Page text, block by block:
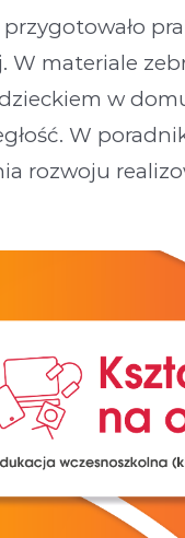
W materiale
w
W
rozwoju